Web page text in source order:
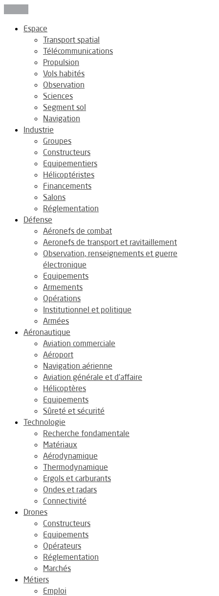
Espace
Transport spatial
Télécommunications
Propulsion
Vols habités
Observation
Sciences
Segment sol
Navigation
Industrie
Groupes
Constructeurs
Equipementiers
Hélicoptéristes
Financements
Salons
Réglementation
Défense
Aéronefs de combat
Aeronefs de transport et ravitaillement
Observation, renseignements et guerre
électronique
Equipements
Armements
Opérations
Institutionnel et politique
Armées
Aéronautique
Aviation commerciale
Aéroport
Navigation aérienne
Aviation générale et d’affaire
Hélicoptères
Equipements
Sûreté et sécurité
Technologie
Recherche fondamentale
Matériaux
Aérodynamique
Thermodynamique
Ergols et carburants
Ondes et radars
Connectivité
Drones
Constructeurs
Equipements
Opérateurs
Réglementation
Marchés
Métiers
Emploi